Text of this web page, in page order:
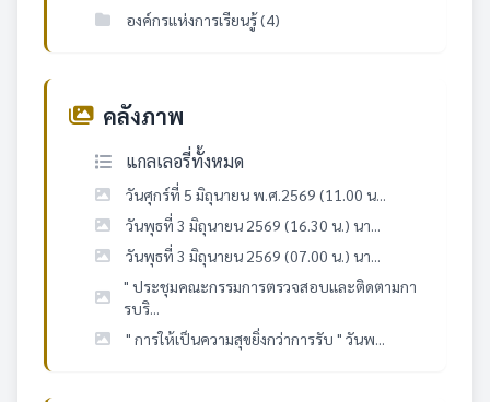
องค์กรแห่งการเรียนรู้ (4)
คลังภาพ
แกลเลอรี่ทั้งหมด
วันศุกร์ที่ 5 มิถุนายน พ.ศ.2569 (11.00 น...
วันพุธที่ 3 มิถุนายน 2569 (16.30 น.) นา...
วันพุธที่ 3 มิถุนายน 2569 (07.00 น.) นา...
" ประชุมคณะกรรมการตรวจสอบและติดตามกา
รบริ...
" การให้เป็นความสุขยิ่งกว่าการรับ " วันพ...